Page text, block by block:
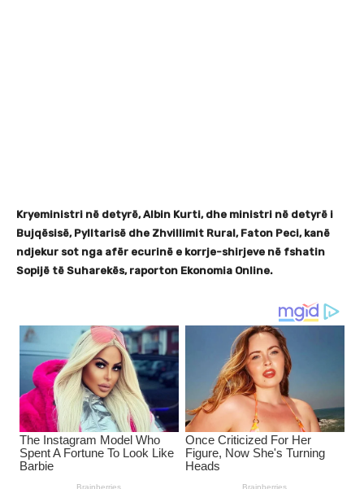
Kryeministri në detyrë, Albin Kurti, dhe ministri në detyrë i
Bujqësisë, Pylltarisë dhe Zhvillimit Rural, Faton Peci, kanë
ndjekur sot nga afër ecurinë e korrje-shirjeve në fshatin
Sopijë të Suharekës, raporton Ekonomia Online.